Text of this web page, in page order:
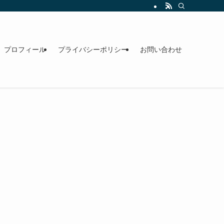
プロフィール プライバシーポリシー お問い合わせ